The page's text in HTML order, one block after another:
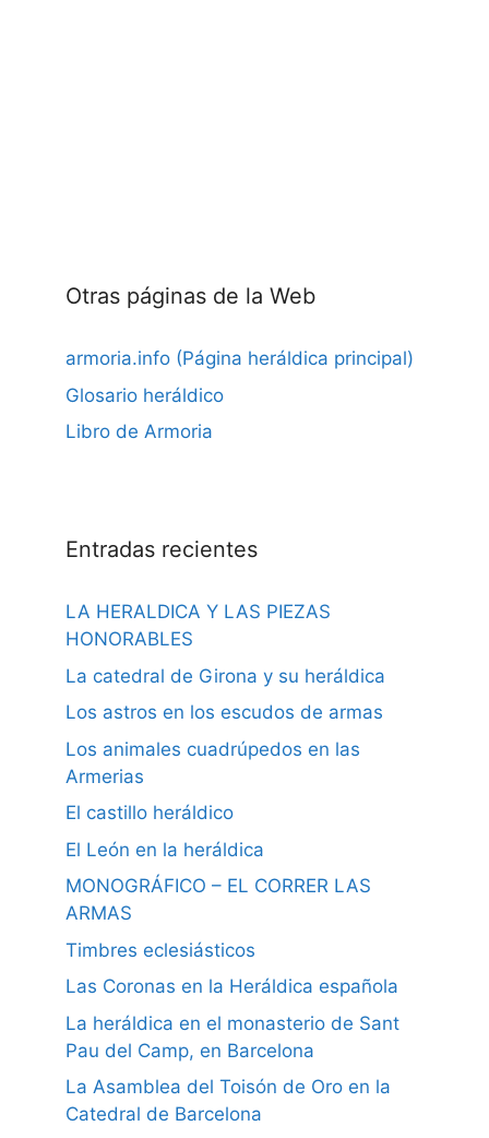
Otras páginas de la Web
armoria.info (Página heráldica principal)
Glosario heráldico
Libro de Armoria
Entradas recientes
LA HERALDICA Y LAS PIEZAS
HONORABLES
La catedral de Girona y su heráldica
Los astros en los escudos de armas
Los animales cuadrúpedos en las
Armerias
El castillo heráldico
El León en la heráldica
MONOGRÁFICO – EL CORRER LAS
ARMAS
Timbres eclesiásticos
Las Coronas en la Heráldica española
La heráldica en el monasterio de Sant
Pau del Camp, en Barcelona
La Asamblea del Toisón de Oro en la
Catedral de Barcelona